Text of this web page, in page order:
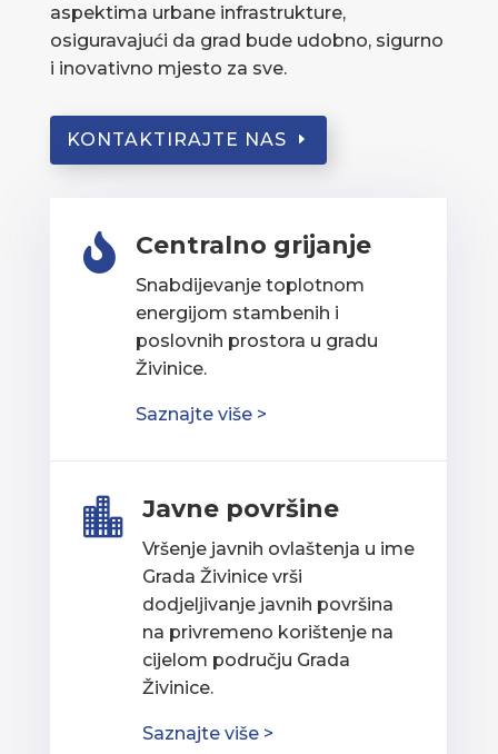
aspektima urbane infrastrukture,
osiguravajući da grad bude udobno, sigurno
i inovativno mjesto za sve.
KONTAKTIRAJTE NAS
 Centralno grijanje
Snabdijevanje toplotnom
energijom stambenih i
poslovnih prostora u gradu
Živinice.
Saznajte više >
 Javne površine
Vršenje javnih ovlaštenja u ime
Grada Živinice vrši
dodjeljivanje javnih površina
na privremeno korištenje na
cijelom području Grada
Živinice.
Saznajte više >